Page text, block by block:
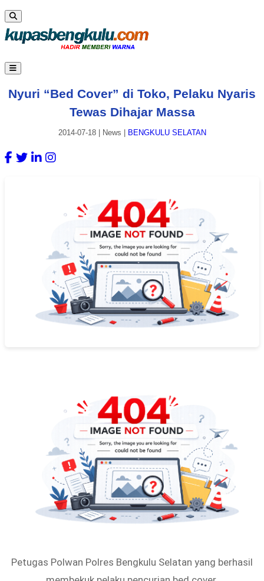
Nyuri “Bed Cover” di Toko, Pelaku Nyaris
Tewas Dihajar Massa
2014-07-18| News BENGKULU SELATAN
Petugas Polwan Polres Bengkulu Selatan yang berhasil